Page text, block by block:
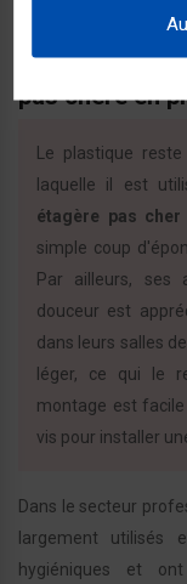
pas chère en
Le plastique
laquelle il est
étagère pas cher
simple coup
Par ailleurs, ses
douceur est
dans leurs salles
léger, ce qui le
montage est
vis pour installer
Dans le secteur
largement utilisés
hygiéniques et